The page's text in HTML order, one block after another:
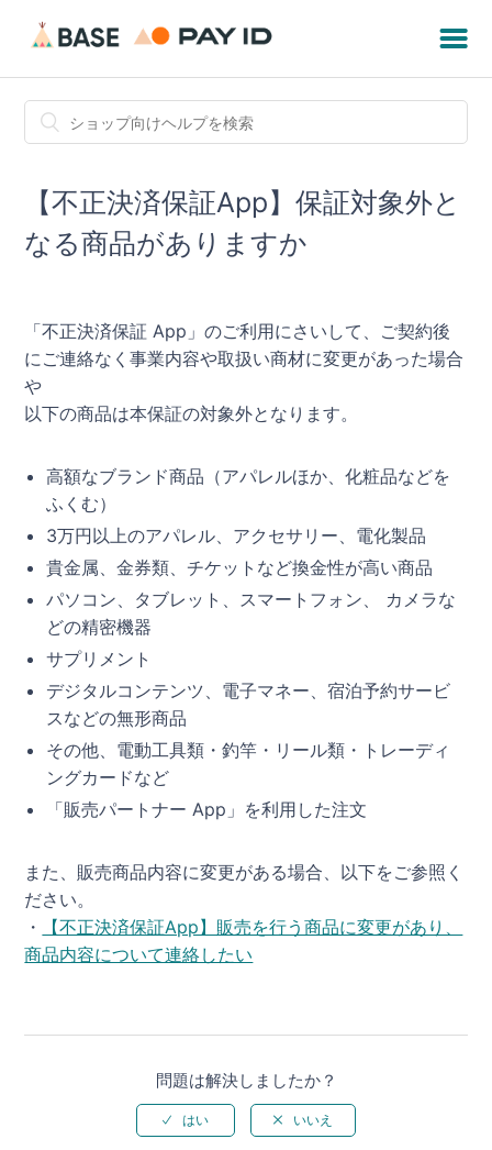
【不正決済保証App】保証対象外と
なる商品がありますか
「不正決済保証 App」のご利用にさいして、ご契約後
にご連絡なく事業内容や取扱い商材に変更があった場合
や
以下の商品は本保証の対象外となります。
高額なブランド商品（アパレルほか、化粧品などを
ふくむ）
3万円以上のアパレル、アクセサリー、電化製品
貴金属、金券類、チケットなど換金性が高い商品
パソコン、タブレット、スマートフォン、 カメラな
どの精密機器
サプリメント
デジタルコンテンツ、電子マネー、宿泊予約サービ
スなどの無形商品
その他、電動工具類・釣竿・リール類・トレーディ
ングカードなど
「販売パートナー App」を利用した注文
また、販売商品内容に変更がある場合、以下をご参照く
ださい。
・
【不正決済保証App】販売を行う商品に変更があり、
商品内容について連絡したい
問題は解決しましたか？